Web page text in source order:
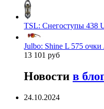
TSL: Снегоступы 438
Julbo: Shine L 575 очки
13 101 руб
Новости в
24.10.2024